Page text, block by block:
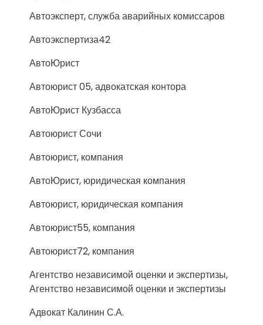
Автоэксперт, служба аварийных комиссаров
Автоэкспертиза42
АвтоЮрист
Автоюрист 05, адвокатская контора
АвтоЮрист Кузбасса
Автоюрист Сочи
Автоюрист, компания
АвтоЮрист, юридическая компания
Автоюрист, юридическая компания
Автоюрист55, компания
Автоюрист72, компания
Агентство независимой оценки и экспертизы,
Агентство независимой оценки и экспертизы
Адвокат Калинин С.А.